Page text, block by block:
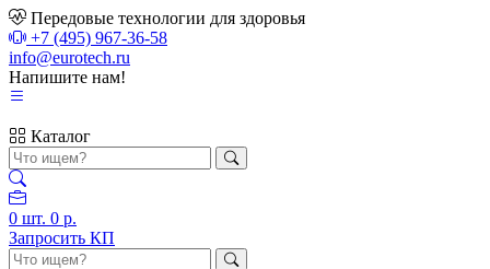
Передовые технологии для здоровья
+7 (495) 967-36-58
info@eurotech.ru
Напишите нам!
Каталог
0 шт. 0 р.
Запросить КП